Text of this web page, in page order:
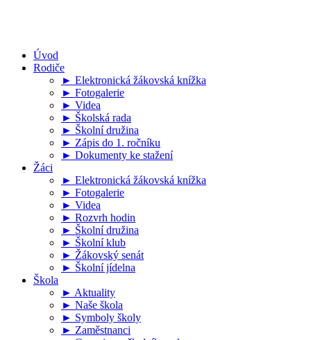
Úvod
Rodiče
► Elektronická žákovská knížka
► Fotogalerie
► Videa
► Školská rada
► Školní družina
► Zápis do 1. ročníku
► Dokumenty ke stažení
Žáci
► Elektronická žákovská knížka
► Fotogalerie
► Videa
► Rozvrh hodin
► Školní družina
► Školní klub
► Žákovský senát
► Školní jídelna
Škola
► Aktuality
► Naše škola
► Symboly školy
► Zaměstnanci